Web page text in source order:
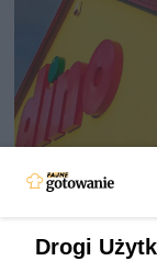
Dino.
Drogi